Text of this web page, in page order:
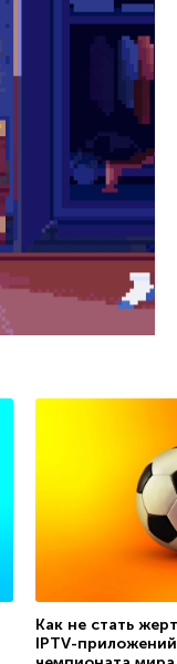
Как не стать
IPTV-